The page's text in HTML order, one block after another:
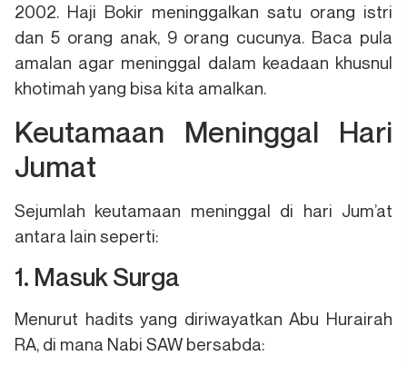
2002. Haji Bokir meninggalkan satu orang istri
dan 5 orang anak, 9 orang cucunya. Baca pula
amalan agar meninggal dalam keadaan khusnul
khotimah yang bisa kita amalkan.
Keutamaan Meninggal Hari
Jumat
Sejumlah keutamaan meninggal di hari Jum’at
antara lain seperti:
1. Masuk Surga
Menurut hadits yang diriwayatkan Abu Hurairah
RA, di mana Nabi SAW bersabda: